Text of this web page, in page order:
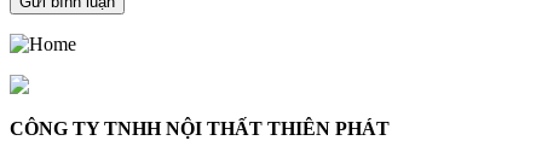
CÔNG TY TNHH NỘI THẤT THIÊN PHÁT